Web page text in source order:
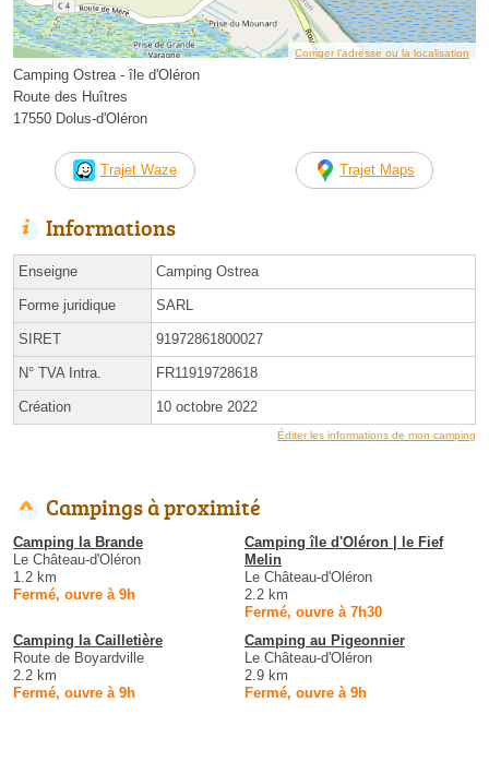
Corriger l’adresse ou la localisation
Camping Ostrea - île d'Oléron
Route des Huîtres
17550 Dolus-d'Oléron
Trajet Waze Trajet Maps
Informations
Enseigne Camping Ostrea
Forme juridique SARL
SIRET 91972861800027
N° TVA Intra. FR11919728618
Création 10 octobre 2022
Éditer les informations de mon camping
Campings à proximité
Camping la Brande
Le Château-d'Oléron
1.2 km
Fermé, ouvre à 9h
Camping île d'Oléron | le Fief
Melin
Le Château-d'Oléron
2.2 km
Fermé, ouvre à 7h30
Camping la Cailletière
Route de Boyardville
2.2 km
Fermé, ouvre à 9h
Camping au Pigeonnier
Le Château-d'Oléron
2.9 km
Fermé, ouvre à 9h